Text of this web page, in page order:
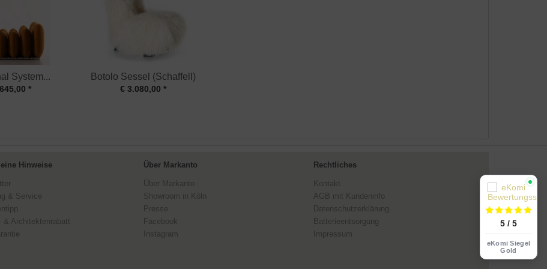
System...
*
Botolo Sessel (Schaffell)
€ 3.080,00 *
Hinweise
& Service
& Architektenrabatt
Über Markanto
Über Markanto
Showroom in Köln
Presse
Facebook
Instagram
Rechtliches
Kontakt
AGB mit Kundeninfo
Datenschutzerklärung
Batterieentsorgung
Impressum
5 / 5
eKomi Siegel
Gold